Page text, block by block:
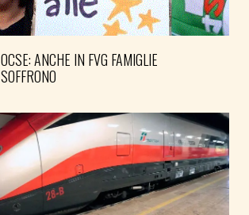
OCSE: ANCHE IN FVG FAMIGLIE
SOFFRONO